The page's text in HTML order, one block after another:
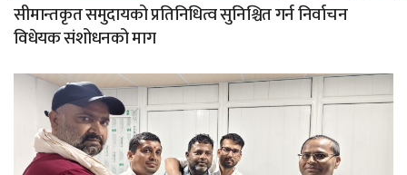
सीमान्तकृत समुदायको प्रतिनिधित्व सुनिश्चित गर्न निर्वाचन
विधेयक संशोधनको माग